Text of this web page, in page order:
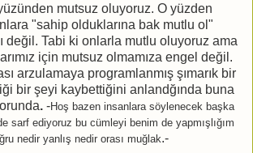
mutsuz oluyoruz. O yüzden
"sahip olduklarına bak mutlu ol"
değil. Tabi ki onlarla mutlu oluyoruz ama
için mutsuz olmamıza engel değil.
arzulamaya programlanmış şımarık bir
bir şeyi kaybettiğini anlandğında buna
. -Hoş bazen insanlara söylenecek başka
sarf ediyoruz bu cümleyi benim de yapmışlığım
nedir yanlış nedir orası muğlak.-